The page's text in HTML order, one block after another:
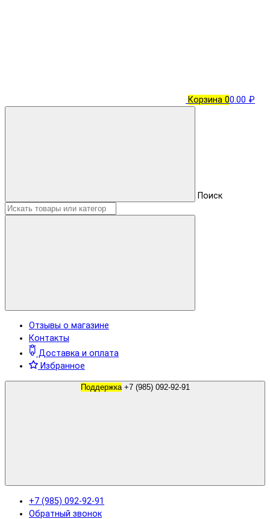
Корзина 00.00 ₽
Поиск
Отзывы о магазине
Контакты
Доставка и оплата
Избранное
Поддержка +7 (985) 092-92-91
+7 (985) 092-92-91
Обратный звонок